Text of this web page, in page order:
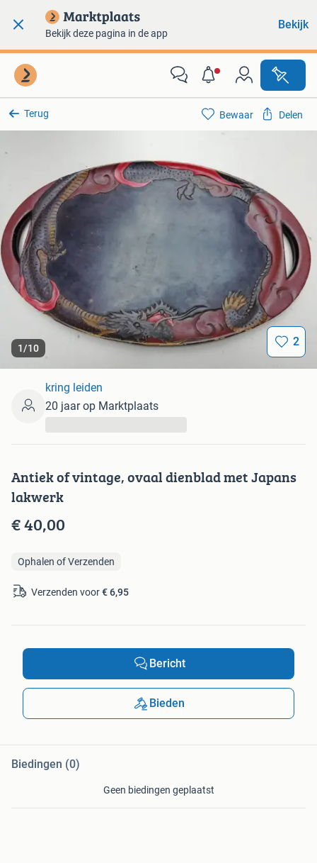
Bekijk deze pagina in de app
Bekijk
Terug
1/10 2
Bewaar Delen
Antiek of vintage, ovaal dienblad met Japans
lakwerk
€ 40,00
Ophalen of Verzenden
Verzenden voor€ 6,95
kring leiden
20 jaar op Marktplaats
Bericht
Bieden
Biedingen (0)
Geen biedingen geplaatst